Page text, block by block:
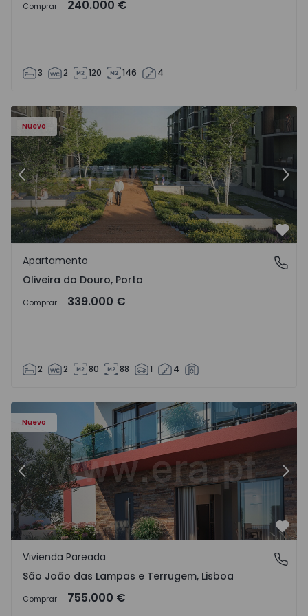
Comprar 240.000 €
3 2 120 146 4
Nuevo
1575522 - 8
Apartamento T2 Vila Nova de Gaia, Oliveira do Douro -
Anterior
Oliveira do Douro, Porto
Apartamento
Oliveira do Douro, Porto
Comprar 339.000 €
2 2 80 88 1 4
Nuevo
Anterior
São João das Lampas e Terrugem, Lisboa
Vivienda Pareada
São João das Lampas e Terrugem, Lisboa
Comprar 755.000 €